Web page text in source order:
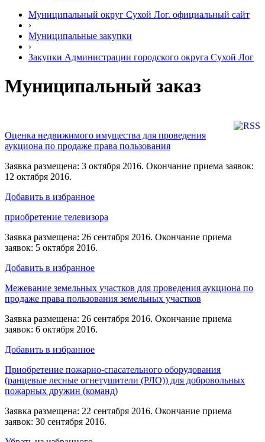
Муниципальный округ Сухой Лог. официальный сайт
›
Муниципальные закупки
›
Закупки Администрации городского округа Сухой Лог
Муниципальный заказ
Оценка недвижимого имущества для проведения
аукциона по продаже права пользования
Заявка размещена: 3 октября 2016. Окончание приема заявок:
12 октября 2016.
Добавить в избранное
приобретение телевизора
Заявка размещена: 26 сентября 2016. Окончание приема
заявок: 5 октября 2016.
Добавить в избранное
Межевание земельных участков для проведения аукциона по
продаже права пользования земельных участков
Заявка размещена: 26 сентября 2016. Окончание приема
заявок: 6 октября 2016.
Добавить в избранное
Приобретение пожарно-спасательного оборудования
(ранцевые лесные огнетушители (РЛО)) для добровольных
пожарных дружин (команд)
Заявка размещена: 22 сентября 2016. Окончание приема
заявок: 30 сентября 2016.